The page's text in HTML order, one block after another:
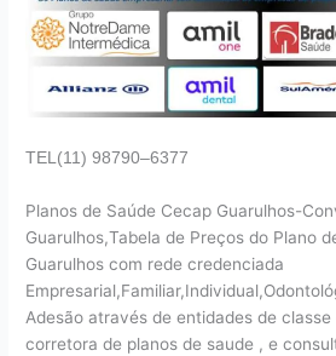
TEL(11) 98790–6377
Planos de Saúde Cecap Guarulhos-
Guarulhos,Tabela de Preços do Plano
Guarulhos com rede credenciada
Adesão através de entidades de
corretora de planos de saude , e